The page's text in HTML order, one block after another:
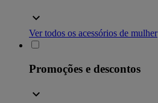
Ver todos os acessórios de mulher
Promoções e descontos